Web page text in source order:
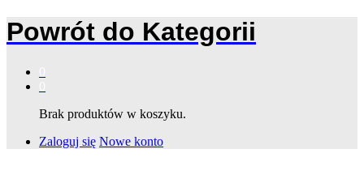
Powrót do Kategorii
Brak produktów w koszyku.
Zaloguj się Nowe konto